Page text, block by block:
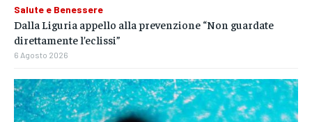
Salute e Benessere
Dalla Liguria appello alla prevenzione “Non guardate
direttamente l’eclissi”
6 Agosto 2026